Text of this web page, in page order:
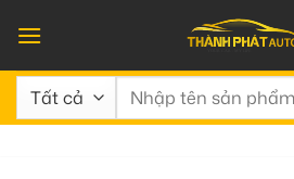
qua
nội
dung
Tìm